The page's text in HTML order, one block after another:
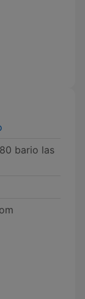
bario las